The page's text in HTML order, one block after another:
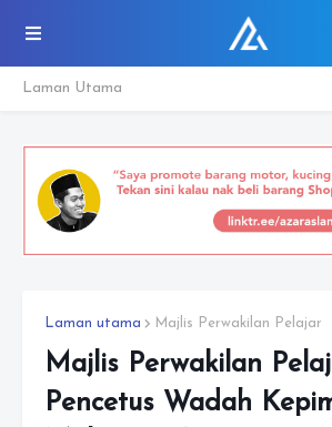
Laman Utama
Laman utama Majlis Perwakilan Pelajar
Majlis Perwakilan
Pencetus Wadah